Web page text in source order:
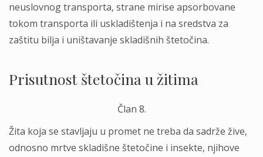
neuslovnog transporta, strane mirise apsorbovane
tokom transporta ili uskladištenja i na sredstva za
zaštitu bilјa i uništavanje skladišnih štetočina.
Prisutnost štetočina u žitima
Član 8.
Žita koja se stavlјaju u promet ne treba da sadrže žive,
odnosno mrtve skladišne štetočine i insekte, njihove